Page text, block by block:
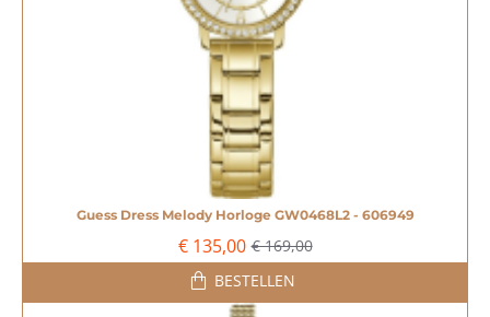
Guess Dress Melody Horloge GW0468L2 - 606949
€ 135,00 € 169,00
BESTELLEN